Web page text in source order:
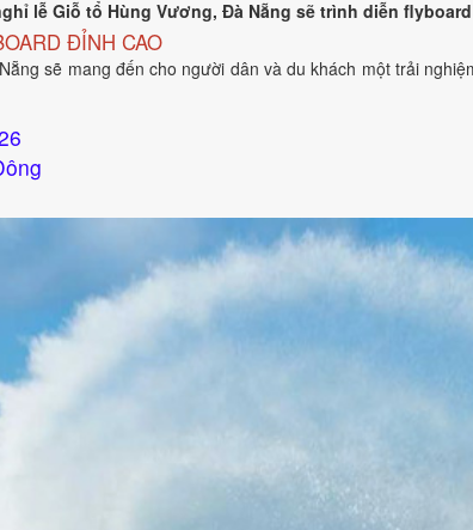
lễ Giỗ tổ Hùng Vương, Đà Nẵng sẽ trình diễn
ĐỈNH CAO
sẽ mang đến cho người dân và du khách một trải